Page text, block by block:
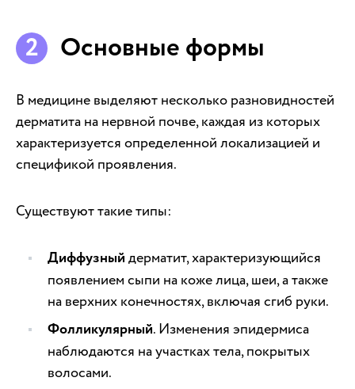
Основные формы
В медицине выделяют несколько разновидностей
дерматита на нервной почве, каждая из которых
характеризуется определенной локализацией и
спецификой проявления.
Существуют такие типы:
Диффузный дерматит, характеризующийся
появлением сыпи на коже лица, шеи, а также
на верхних конечностях, включая сгиб руки.
Фолликулярный. Изменения эпидермиса
наблюдаются на участках тела, покрытых
волосами.